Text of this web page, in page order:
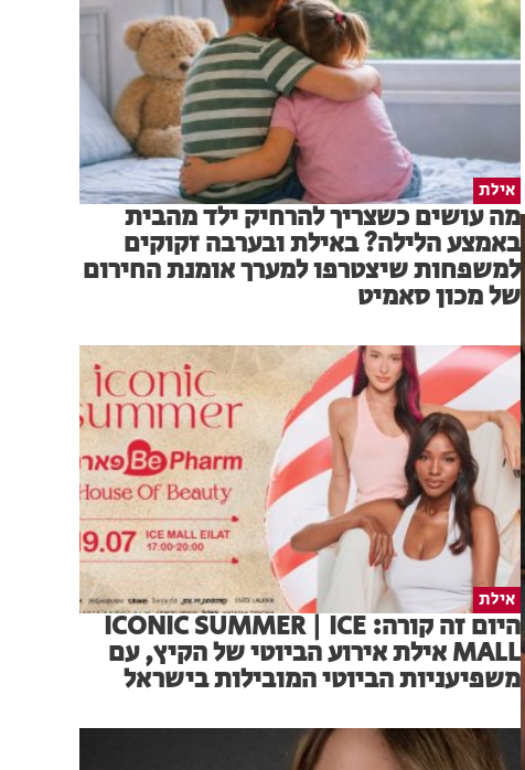
אילת
מה עושים כשצריך להרחיק ילד מהבית
באמצע הלילה? באילת ובערבה זקוקים
למשפחות שיצטרפו למערך אומנת החירום
של מכון סאמיט
אילת
היום זה קורה: ICONIC SUMMER | ICE
MALL אילת אירוע הביוטי של הקיץ, עם
משפיעניות הביוטי המובילות בישראל